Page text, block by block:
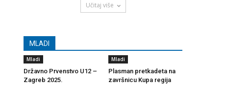
Učitaj više
MLADI
Mladi
Državno Prvenstvo U12 –
Zagreb 2025.
Mladi
Plasman pretkadeta na
završnicu Kupa regija